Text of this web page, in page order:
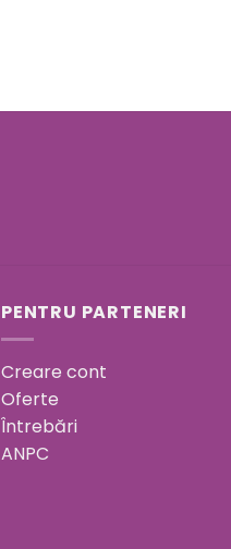
PENTRU PARTENERI
Creare cont
Oferte
Întrebări
ANPC